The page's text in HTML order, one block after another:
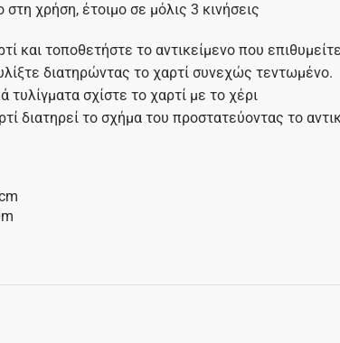
στη χρήση, έτοιμο σε μόλις 3 κινήσεις
και τοποθετήστε το αντικείμενο που
διατηρώντας το χαρτί συνεχώς τεντωμένο.
σχίστε το χαρτί με το χέρι
διατηρεί το σχήμα του προστατεύοντας το